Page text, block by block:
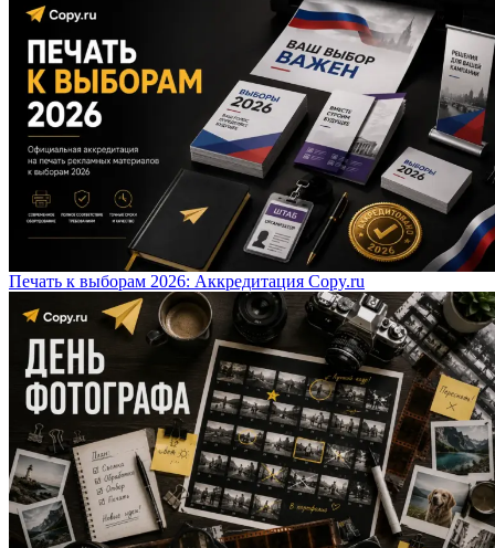
Печать к выборам 2026: Аккредитация Copy.ru